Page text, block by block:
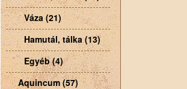
Váza (21)
Hamutál, tálka (13)
Egyéb (4)
Aquincum (57)